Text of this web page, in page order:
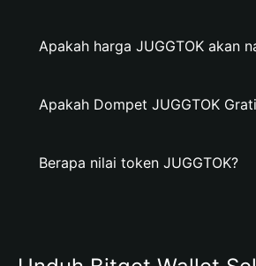
Apakah harga JUGGTOK akan
Apakah Dompet JUGGTOK
Berapa nilai token JUGGTOK?